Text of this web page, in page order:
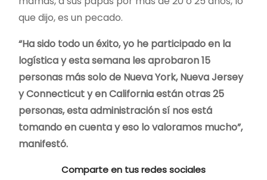
que dijo, es un pecado.
“Ha sido todo un éxito, yo he participado en la
logística y esta semana les aprobaron 15
personas más solo de Nueva York, Nueva Jersey
y Connecticut y en California están otras 25
personas, esta administración sí nos está
tomando en cuenta y eso lo valoramos mucho”,
manifestó.
Comparte en tus redes sociales